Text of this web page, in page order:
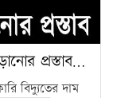
প্রস্তাব…
বিদ্যুতের দাম